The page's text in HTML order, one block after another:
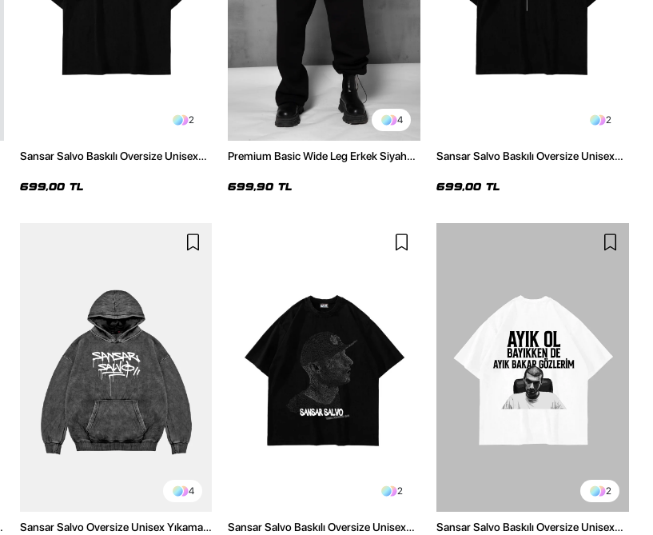
2
Sansar Salvo Baskılı Oversize Unisex
699,00 TL
4
Premium Basic Wide Leg Erkek Siyah
699,90 TL
2
Sansar Salvo Baskılı Oversize Unisex
699,00 TL
4
Sansar Salvo Oversize Unisex Yıkamalı
2
Sansar Salvo Baskılı Oversize Unisex
2
Sansar Salvo Baskılı Oversize Unisex